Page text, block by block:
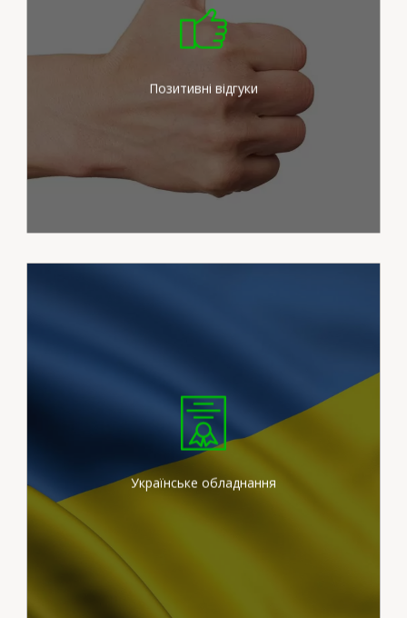
Позитивні відгуки
Ми докладаємо максимум
зусиль для задоволення
потреб наших клієнтів
Українське обладнання
Ми працюємо на
сертифікованих
штукатурних станціях
вітчизняного виробника